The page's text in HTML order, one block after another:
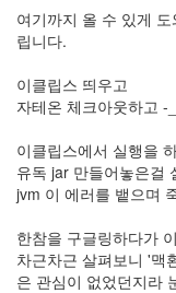
여기까지 올 수 있게
립니다.
이클립스 띄우고
자테온 체크아웃하고 -
이클립스에서 실행을
유독 jar 만들어놓은걸
jvm 이 에러를 뱉으며
한참을 구글링하다가
차근차근 살펴보니 '맥
은 관심이 없었던지라
량
용
인
버
로
노...
kfmes